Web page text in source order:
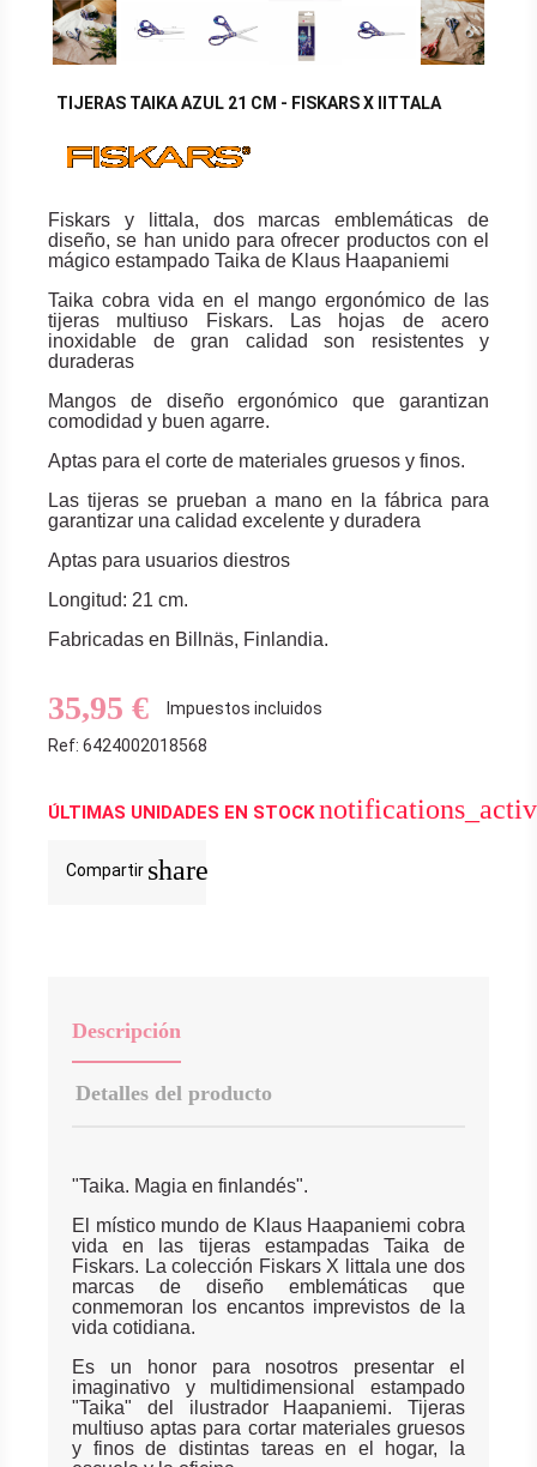
TIJERAS TAIKA AZUL 21 CM - FISKARS X IITTALA
Fiskars y littala, dos marcas emblemáticas de
diseño, se han unido para ofrecer productos con el
mágico estampado Taika de Klaus Haapaniemi
Taika cobra vida en el mango ergonómico de las
tijeras multiuso Fiskars. Las hojas de acero
inoxidable de gran calidad son resistentes y
duraderas
Mangos de diseño ergonómico que garantizan
comodidad y buen agarre.
Aptas para el corte de materiales gruesos y finos.
Las tijeras se prueban a mano en la fábrica para
garantizar una calidad excelente y duradera
Aptas para usuarios diestros
Longitud: 21 cm.
Fabricadas en Billnäs, Finlandia.
35,95 €
Impuestos incluidos
Ref: 6424002018568
ÚLTIMAS UNIDADES EN STOCK
Compartir share
Descripción
Detalles del producto
"Taika. Magia en finlandés".
El místico mundo de Klaus Haapaniemi cobra
vida en las tijeras estampadas Taika de
Fiskars. La colección Fiskars X littala une dos
marcas de diseño emblemáticas que
conmemoran los encantos imprevistos de la
vida cotidiana.
Es un honor para nosotros presentar el
imaginativo y multidimensional estampado
"Taika" del ilustrador Haapaniemi. Tijeras
multiuso aptas para cortar materiales gruesos
y finos de distintas tareas en el hogar, la